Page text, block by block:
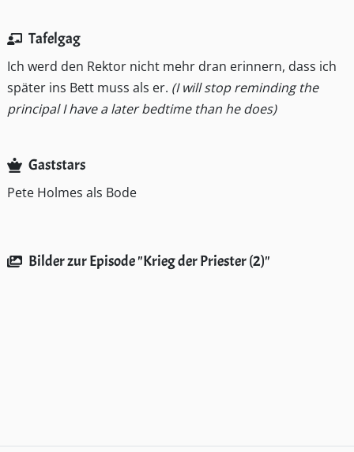
Tafelgag
Ich werd den Rektor nicht mehr dran erinnern, dass ich
später ins Bett muss als er. (I will stop reminding the
principal I have a later bedtime than he does)
Gaststars
Pete Holmes als Bode
Bilder zur Episode "Krieg der Priester (2)"